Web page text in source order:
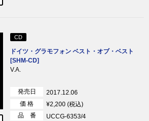
CD
ドイツ・グラモフォン ベスト・オブ・ベスト
[SHM-CD]
V.A.
発売日
2017.12.06
価 格
¥2,200 (税込)
品 番
UCCG-6353/4